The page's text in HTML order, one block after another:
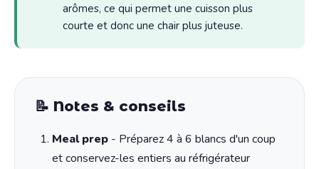
arômes, ce qui permet une cuisson plus
courte et donc une chair plus juteuse.
📝 Notes & conseils
Meal prep - Préparez 4 à 6 blancs d'un coup
et conservez-les entiers au réfrigérateur